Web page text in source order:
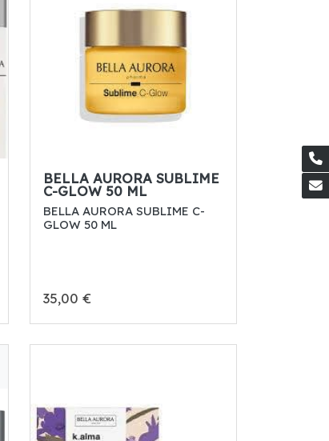
BELLA AURORA SUBLIME
C-GLOW 50 ML
BELLA AURORA SUBLIME C-
GLOW 50 ML
35,00 €